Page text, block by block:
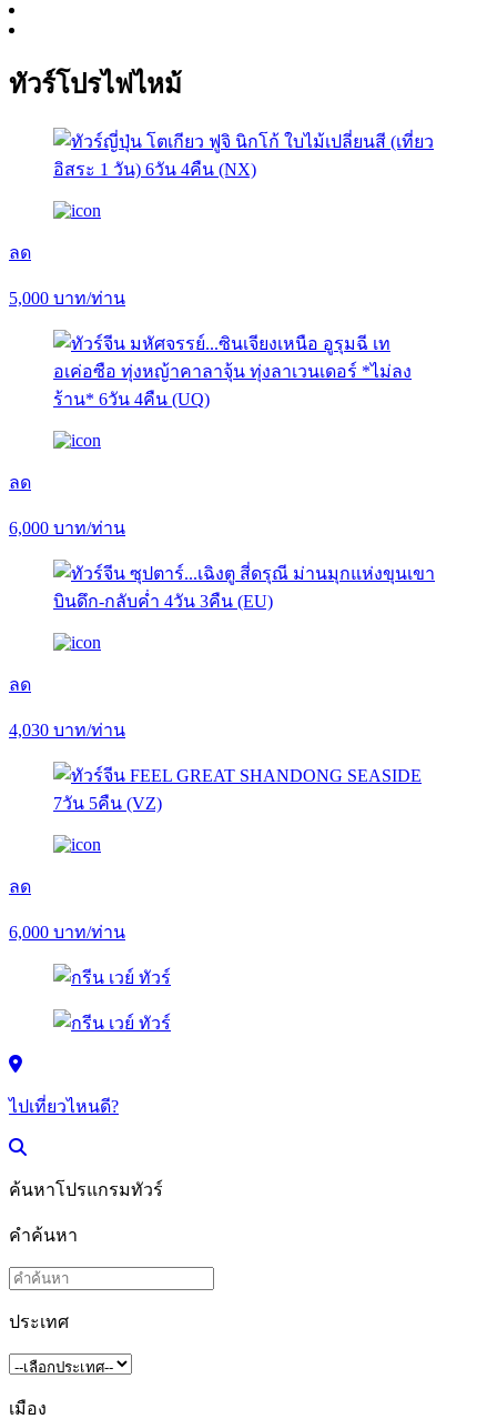
ทัวร์โปรไฟไหม้
ลด
5,000 บาท/ท่าน
ลด
6,000 บาท/ท่าน
ลด
4,030 บาท/ท่าน
ลด
6,000 บาท/ท่าน
ไปเที่ยวไหนดี?
ค้นหาโปรแกรมทัวร์
คำค้นหา
ประเทศ
เมือง